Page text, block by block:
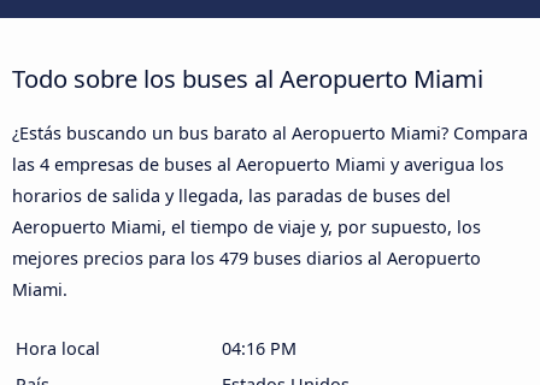
Todo sobre los buses al Aeropuerto Miami
¿Estás buscando un bus barato al Aeropuerto Miami? Compara
las 4 empresas de buses al Aeropuerto Miami y averigua los
horarios de salida y llegada, las paradas de buses del
Aeropuerto Miami, el tiempo de viaje y, por supuesto, los
mejores precios para los 479 buses diarios al Aeropuerto
Miami.
Hora local
04:16 PM